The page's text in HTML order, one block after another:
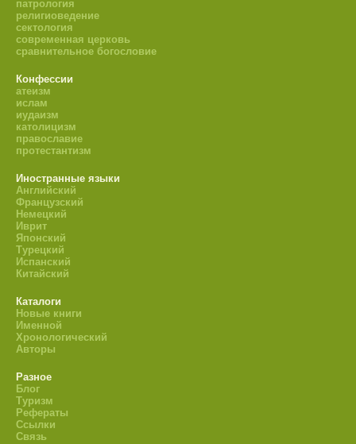
патрология
религиоведение
сектология
современная церковь
сравнительное богословие
Конфессии
атеизм
ислам
иудаизм
католицизм
православие
протестантизм
Иностранные языки
Английский
Французский
Немецкий
Иврит
Японский
Турецкий
Испанский
Китайский
Каталоги
Новые книги
Именной
Хронологический
Авторы
Разное
Блог
Туризм
Рефераты
Ссылки
Связь